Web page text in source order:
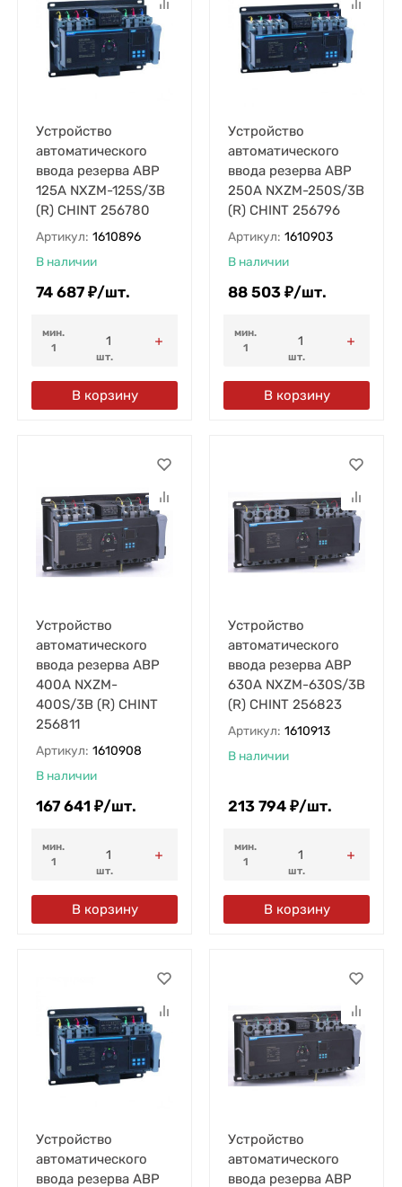
Устройство
автоматического
ввода резерва АВР
125А NXZM-125S/3B
(R) CHINT 256780
Артикул: 1610896
В наличии
74 687 ₽/шт.
мин.
1
шт.
В корзину
Устройство
автоматического
ввода резерва АВР
250А NXZM-250S/3B
(R) CHINT 256796
Артикул: 1610903
В наличии
88 503 ₽/шт.
мин.
1
шт.
В корзину
Устройство
автоматического
ввода резерва АВР
400А NXZM-
400S/3B (R) CHINT
256811
Артикул: 1610908
В наличии
167 641 ₽/шт.
мин.
1
шт.
В корзину
Устройство
автоматического
ввода резерва АВР
630А NXZM-630S/3B
(R) CHINT 256823
Артикул: 1610913
В наличии
213 794 ₽/шт.
мин.
1
шт.
В корзину
Устройство
автоматического
ввода резерва АВР
Устройство
автоматического
ввода резерва АВР